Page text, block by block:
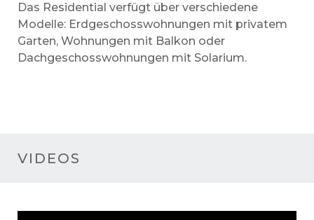
Das Residential verfügt über verschiedene
Modelle: Erdgeschosswohnungen mit privatem
Garten, Wohnungen mit Balkon oder
Dachgeschosswohnungen mit Solarium.
VIDEOS